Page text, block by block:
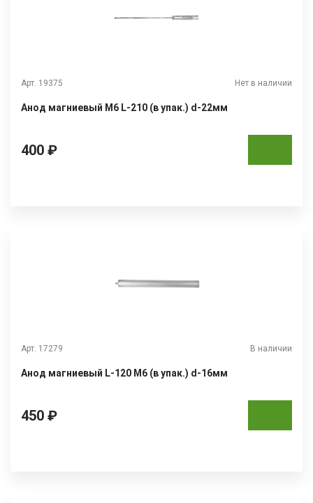
Арт. 19375 Нет в наличии
Анод магниевый М6 L-210 (в упак.) d-22мм
400 ₽
Арт. 17279 В наличии
Анод магниевый L-120 М6 (в упак.) d-16мм
450 ₽